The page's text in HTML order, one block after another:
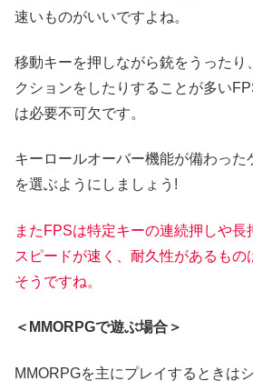
速いものがいいですよね。
移動キーを押しながら銃をうったり
クションをしたりすることが多い
は必要不可欠です。
キーロールオーバー機能が備わった
を選ぶようにしましょう!
またFPSは特定キーの連続押しや長
スピードが速く、耐久性があるもの
そうですね。
＜MMORPGで遊ぶ場合＞
MMORPGを主にプレイするときは